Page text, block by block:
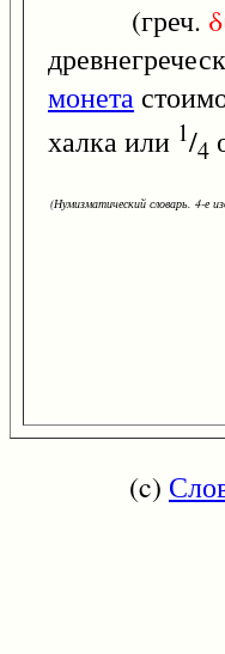
(греч.
монета
халка или 1/4
(Нумизматический словарь. 4-е
(c)